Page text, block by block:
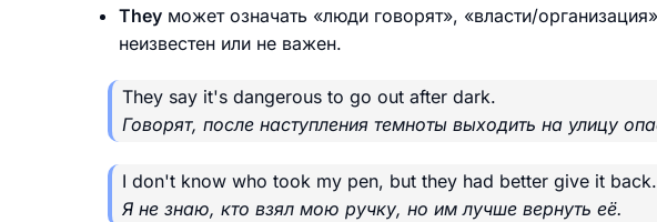
They может означать «люди говорят», «власти/
неизвестен или не важен.
They say it's dangerous to go out after dark.
Говорят, после наступления темноты выходить на улицу
I don't know who took my pen, but they had better give it back.
Я не знаю, кто взял мою ручку, но им лучше вернуть её.